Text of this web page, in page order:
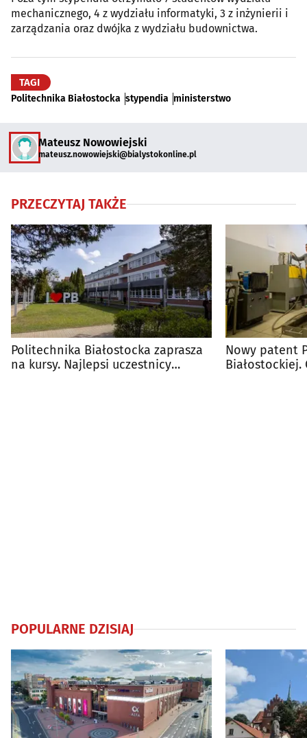
mechanicznego, 4 z wydziału informatyki, 3 z inżynierii i
zarządzania oraz dwójka z wydziału budownictwa.
TAGI
Politechnika Białostocka stypendia ministerstwo
Mateusz Nowowiejski
mateusz.nowowiejski@bialystokonline.pl
PRZECZYTAJ TAKŻE
Politechnika Białostocka zaprasza
na kursy. Najlepsi uczestnicy
Nowy patent
Białostockiej.
POPULARNE DZISIAJ